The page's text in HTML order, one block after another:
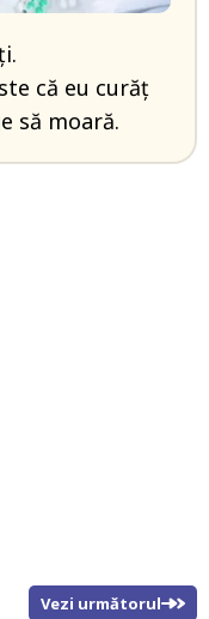
că eu curăț
să moară.
Vezi următorul